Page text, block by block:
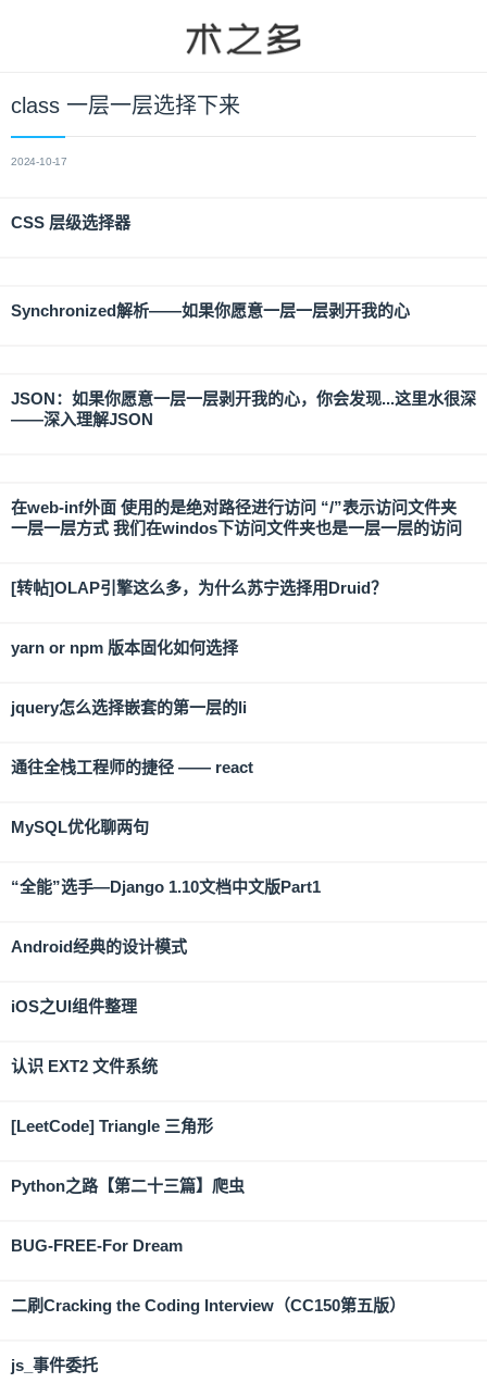
class 一层一层选择下来
2024-10-17
CSS 层级选择器
Synchronized解析——如果你愿意一层一层剥开我的心
JSON：如果你愿意一层一层剥开我的心，你会发现...这里水很深
——深入理解JSON
在web-inf外面 使用的是绝对路径进行访问 “/”表示访问文件夹
一层一层方式 我们在windos下访问文件夹也是一层一层的访问
[转帖]OLAP引擎这么多，为什么苏宁选择用Druid？
yarn or npm 版本固化如何选择
jquery怎么选择嵌套的第一层的li
通往全栈工程师的捷径 —— react
MySQL优化聊两句
“全能”选手—Django 1.10文档中文版Part1
Android经典的设计模式
iOS之UI组件整理
认识 EXT2 文件系统
[LeetCode] Triangle 三角形
Python之路【第二十三篇】爬虫
BUG-FREE-For Dream
二刷Cracking the Coding Interview（CC150第五版）
js_事件委托